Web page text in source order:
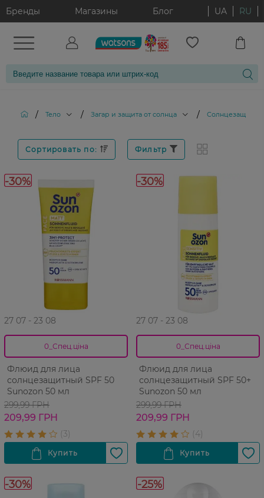
Бренды Магазины Блог UA RU
/ Тело / Загар и защита от солнца /
Сортировать по: Фильтр
-30%
27 07 - 23 08
0_Спец.ціна
Флюид для лица
солнцезащитный SPF 50
Sunozon 50 мл
299,99 ГРН
209,99 ГРН
-30%
27 07 - 23 08
0_Спец.ціна
Флюид для лица
солнцезащитный SPF 50+
Sunozon 50 мл
299,99 ГРН
209,99 ГРН
-30% -25%